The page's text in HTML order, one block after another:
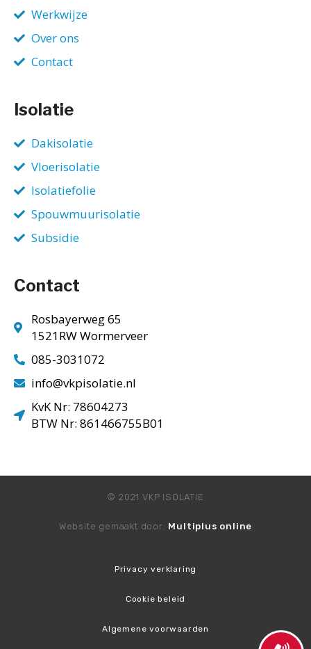
Werkwijze
Over ons
Contact
Isolatie
Dakisolatie
Vloerisolatie
Isolatiefolie
Spouwmuurisolatie
Subsidie
Contact
Rosbayerweg 65
1521RW Wormerveer
085-3031072
info@vkpisolatie.nl
KvK Nr: 78604273
BTW Nr: 861466755B01
© 2021 VKP ISOLATIE
Website gemaakt door: Multiplus online
Privacy verklaring
Cookie beleid
Algemene voorwaarden